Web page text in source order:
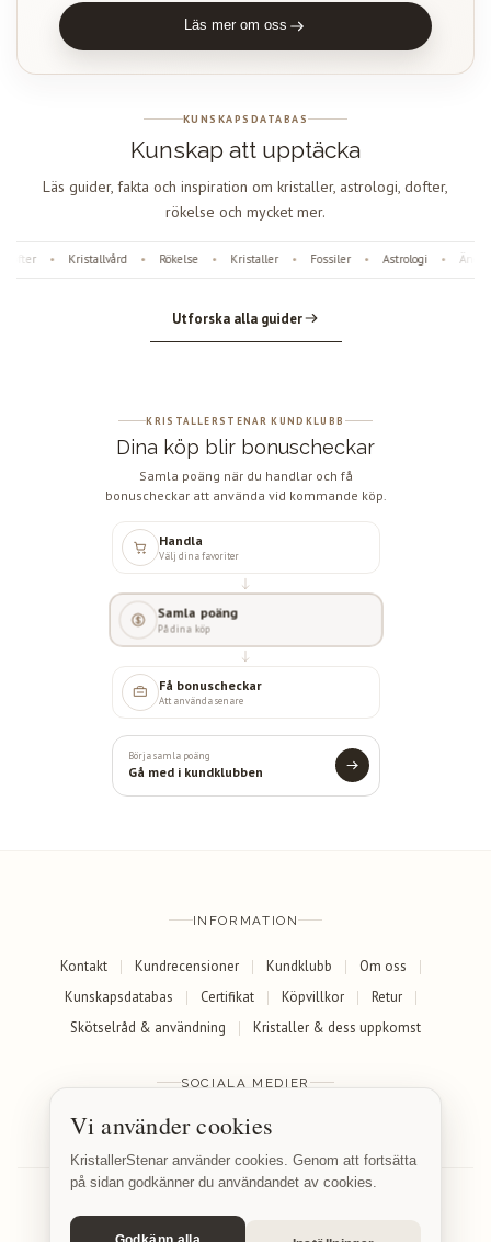
Läs mer om oss
KUNSKAPSDATABAS
Kunskap att upptäcka
Läs guider, fakta och inspiration om kristaller, astrologi, dofter,
rökelse och mycket mer.
• Kristallvård Rökelse • Kristaller • Fossiler • Astrologi •
Utforska alla guider
KRISTALLERSTENAR KUNDKLUBB
Dina köp blir bonuscheckar
Samla poäng när du handlar och få
bonuscheckar att använda vid kommande köp.
Handla
Välj dina favoriter
Samla poäng
På dina köp
Få bonuscheckar
Att använda senare
Börja samla poäng
Gå med i kundklubben
INFORMATION
Kontakt Kundrecensioner Kundklubb
Om oss
Kunskapsdatabas
Certifikat Köpvillkor
Retur
Skötselråd & användning
Kristaller & dess uppkomst
SOCIALA MEDIER
Facebook
Vi använder cookies
KristallerStenar använder cookies. Genom att fortsätta
på sidan godkänner du användandet av cookies.